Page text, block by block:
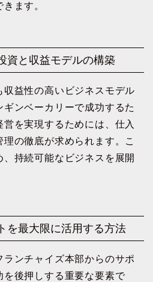
ます。
資と収益モデルの構築
益性の高いビジネスモデル
ンベーカリーで成功するた
を実現するためには、仕入
の徹底が求められます。こ
持続可能なビジネスを展開
を最大限に活用する方法
ンチャイズ本部からのサポ
を後押しする重要な要素で